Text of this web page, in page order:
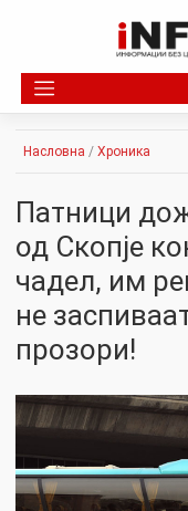
Насловна / Хроника
Патници
од Скопје
чадел, им
не
прозори!